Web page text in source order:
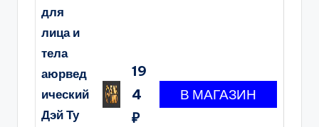
для
лица и
тела
аюрвед
ический
Дэй Ту
19
4
₽